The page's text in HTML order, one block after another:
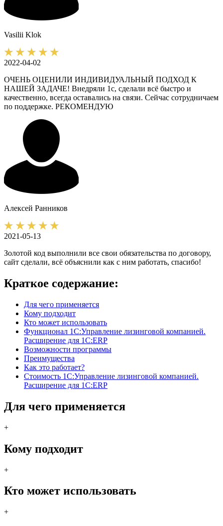
Vasilii Klok
2022-04-02
ОЧЕНЬ ОЦЕНИЛИ ИНДИВИДУАЛЬНЫЙ ПОДХОД К
НАШЕЙ ЗАДАЧЕ! Внедряли 1с, сделали всё быстро и
качественно, всегда оставались на связи. Сейчас сотрудничаем
по поддержке. РЕКОМЕНДУЮ
Алексей Ранников
2021-05-13
Золотой код выполнили все свои обязательства по договору,
сайт сделали, всё объяснили как с ним работать, спасибо!
Краткое содержание:
Для чего применяется
Кому подходит
Кто может использовать
Функционал 1С:Управление лизинговой компанией.
Расширение для 1С:ERP
Возможности программы
Преимущества
Как это работает?
Стоимость 1С:Управление лизинговой компанией.
Расширение для 1С:ERP
Для чего применяется
+
Кому подходит
+
Кто может использовать
+